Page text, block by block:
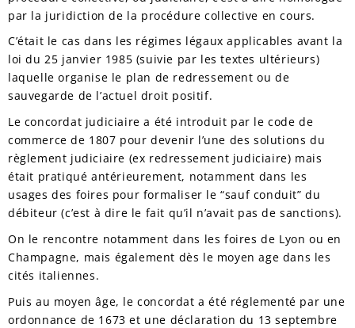
par la juridiction de la procédure collective en cours.
C’était le cas dans les régimes légaux applicables avant la
loi du 25 janvier 1985 (suivie par les textes ultérieurs)
laquelle organise le plan de redressement ou de
sauvegarde de l’actuel droit positif.
Le concordat judiciaire a été introduit par le code de
commerce de 1807 pour devenir l’une des solutions du
règlement judiciaire (ex redressement judiciaire) mais
était pratiqué antérieurement, notamment dans les
usages des foires pour formaliser le “sauf conduit” du
débiteur (c’est à dire le fait qu’il n’avait pas de sanctions).
On le rencontre notamment dans les foires de Lyon ou en
Champagne, mais également dès le moyen age dans les
cités italiennes.
Puis au moyen âge, le concordat a été réglementé par une
ordonnance de 1673 et une déclaration du 13 septembre